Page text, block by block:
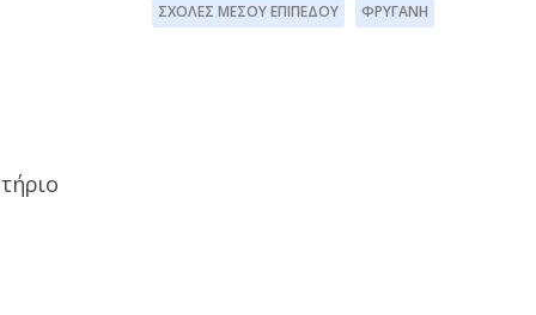
ΣΧΟΛΕΣ ΜΕΣΟΥ ΕΠΙΠΕΔΟΥ
ΦΡΥΓΑΝΗ